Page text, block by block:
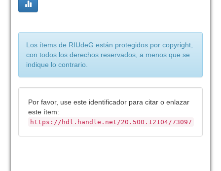
Los ítems de RIUdeG están protegidos por copyright,
con todos los derechos reservados, a menos que se
indique lo contrario.
Por favor, use este identificador para citar o enlazar
este ítem:
https://hdl.handle.net/20.500.12104/73097